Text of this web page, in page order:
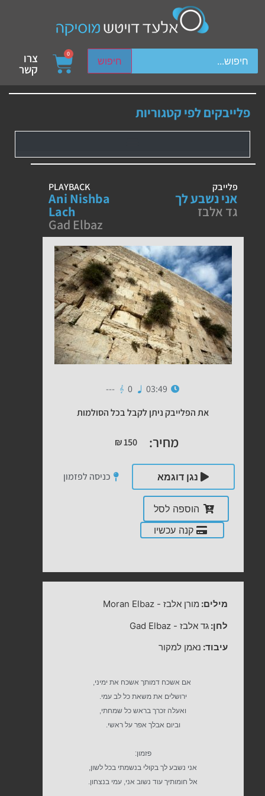
חיפוש
device users, explore by touch or with swipe gestures.
0 צרו
קשר
פלייבקים לפי קטגוריות
פלייבק
אני נשבע לך
גד אלבז
PLAYBACK
Ani Nishba
Lach
Gad Elbaz
03:49
0
---
את הפלייבק ניתן לקבל בכל הסולמות
מחיר: ₪150
נגן דוגמא כניסה לפזמון
הוספה לסל
קנה עכשיו
מילים: מורן אלבז -
Moran Elbaz
לחן:גד אלבז -
Gad Elbaz
עיבוד: נאמן למקור
אם אשכח דמותך אשכח את ימיני,
ירושלים את משאת כל לב עמי.
ואעלה זכרך בראש כל שמחתי,
וביום אבלך אפר על ראשי.
פזמון:
אני נשבע לך בקולי בנשמתי בכל לשון,
אל חומותיך עוד נשוב אני, עמי בנצחון.